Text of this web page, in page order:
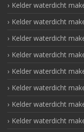
Kelder waterdicht
Kelder waterdicht
Kelder waterdicht
Kelder waterdicht
Kelder waterdicht
Kelder waterdicht
Kelder waterdicht
Kelder waterdicht